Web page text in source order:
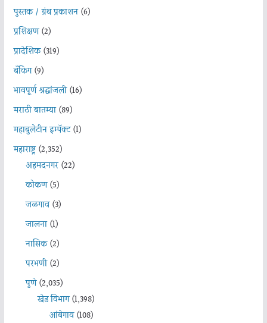
पुस्तक / ग्रंथ प्रकाशन(6)
प्रशिक्षण(2)
प्रादेशिक(319)
बँकिंग(9)
भावपूर्ण श्रद्धांजली(16)
मराठी बातम्या(89)
महाबुलेटीन इम्पॅक्ट(1)
महाराष्ट्र(2,352)
अहमदनगर(22)
कोकण(5)
जळगाव(3)
जालना(1)
नासिक(2)
परभणी(2)
पुणे(2,035)
खेड विभाग(1,398)
आंबेगाव(108)